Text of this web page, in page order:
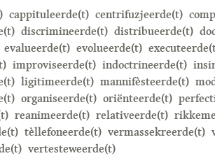
cappituleerde(t) centrifuzjeerde(t)
discrimineerde(t) distribueerde(t)
evalueerde(t) evolueerde(t)
improviseerde(t) indoctrineerde(t)
ligitimeerde(t) mannifèsteerde(t)
organiseerde(t) oriënteerde(t)
reanimeerde(t) relativeerde(t)
tèllefoneerde(t) vermassekreerde(t)
vertesteweerde(t)